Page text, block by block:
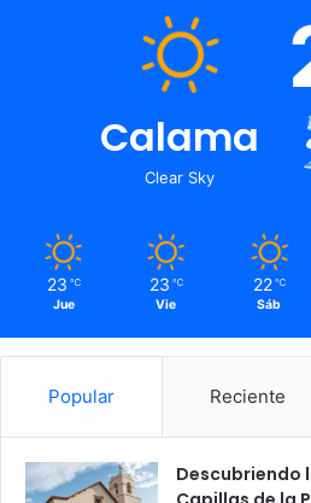
Calama
Clear Sky
23 ℃
Jue
23 ℃
Vie
22 ℃
Sáb
Popular Reciente
Descubriendo